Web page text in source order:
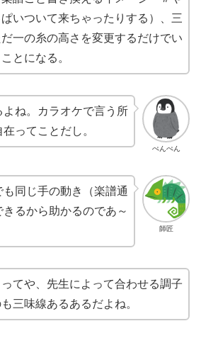
いついて来ちゃったりする）、三
一の糸の高さを変更するだけでい
とになる。
ぺんぺん
ね。カラオケで言う所
ってことだし。
師匠
同じ手の動き（楽譜通
るから助かるのであ～
てや、先生によって合わせる調子
三味線あるあるだよね。